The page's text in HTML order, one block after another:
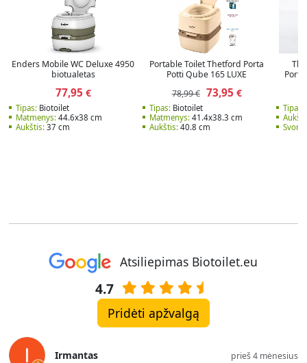
Enders Mobile WC Deluxe 4950
biotualetas
77,95 €
Tipas:Biotoilet
Matmenys:44.6x38 cm
Aukštis:37 cm
Portable Toilet Thetford Porta
Potti Qube 165 LUXE
78,99 € 73,95 €
Tipas:Biotoilet
Matmenys:41.4x38.3 cm
Aukštis:40.8 cm
Tipas:
Svoris:
Atsiliepimas Biotoilet.eu
4.7
Pridėti apžvalgą
Irmantas prieš 4 mėnesius